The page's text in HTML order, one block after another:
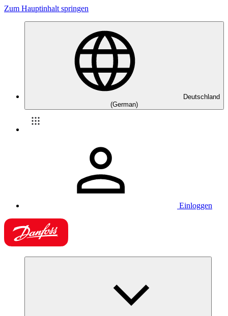
Zum Hauptinhalt springen
Deutschland
(German)
Einloggen